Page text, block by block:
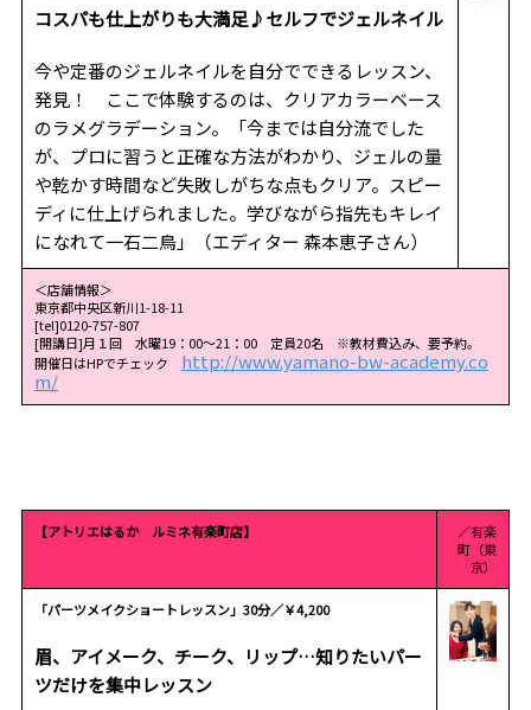
コスパも仕上がりも大満足♪セルフでジェルネイル
今や定番のジェルネイルを自分でできるレッスン、
発見！ ここで体験するのは、クリアカラーベース
のラメグラデーション。「今までは自分流でした
が、プロに習うと正確な方法がわかり、ジェルの量
や乾かす時間など失敗しがちな点もクリア。スピー
ディに仕上げられました。学びながら指先もキレイ
になれて一石二鳥」（エディター 森本恵子さん）
＜店舗情報＞
東京都中央区新川1-18-11
[tel]0120-757-807
[開講日]月１回 水曜19：00～21：00 定員20名 ※教材費込み、要予約。
開催日はHPでチェック http://www.yamano-bw-academy.co
m/
【アトリエはるか ルミネ有楽町店】
／有楽
町（東
京）
「パーツメイクショートレッスン」30分／￥4,200
眉、アイメーク、チーク、リップ…知りたいパー
ツだけを集中レッスン